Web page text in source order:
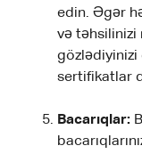
edin. Əgər
və təhsilinizi
gözlədiyinizi
sertifikatlar
Bacarıqlar: